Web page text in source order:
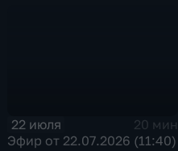
22 июля
20 мин
Эфир от 22.07.2026 (11:40)